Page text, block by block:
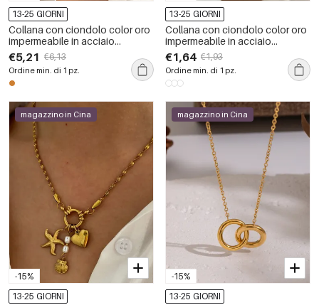
13-25 GIORNI
Collana con ciondolo color oro
impermeabile in acciaio
inossidabile oceanico da 1
pezzo
€5,21 €6,13
Ordine min. di 1 pz.
13-25 GIORNI
Collana con ciondolo color oro
impermeabile in acciaio
inossidabile a forma di pesce, 1
pezzo
€1,64 €1,93
Ordine min. di 1 pz.
-15%
magazzino in Cina
13-25 GIORNI
-15%
magazzino in Cina
13-25 GIORNI